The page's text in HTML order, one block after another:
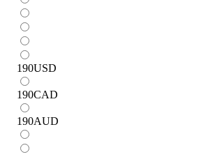
190USD
190CAD
190AUD